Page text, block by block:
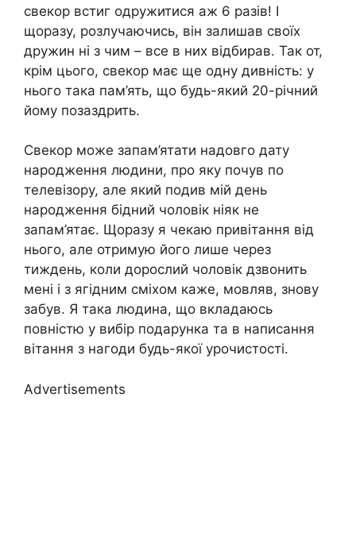
свекор встиг одружитися аж 6 разів! І
щоразу, розлучаючись, він залишав своїх
дружин ні з чим – все в них відбирав. Так от,
крім цього, свекор має ще одну дивність: у
нього така пам’ять, що будь-який 20-річний
йому позаздрить.
Свекор може запам’ятати надовго дату
народження людини, про яку почув по
телевізору, але який подив мій день
народження бідний чоловік ніяк не
запам’ятає. Щоразу я чекаю привітання від
нього, але отримую його лише через
тиждень, коли дорослий чоловік дзвонить
мені і з ягідним сміхом каже, мовляв, знову
забув. Я така людина, що вкладаюсь
повністю у вибір подарунка та в написання
вітання з нагоди будь-якої урочистості.
Advertisements